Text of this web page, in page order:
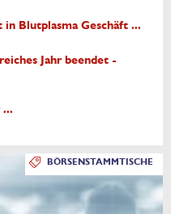
Blutplasma Geschäft ...
Jahr beendet -
...
BÖRSENSTAMMTISCHE